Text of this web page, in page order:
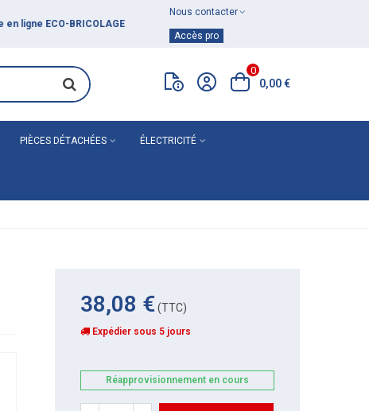
Nous contacter
Accès pro
0
0,00 €
PIÈCES DÉTACHÉES ÉLECTRICITÉ
38,08 €(TTC)
Expédier sous 5 jours
Réapprovisionnement en cours